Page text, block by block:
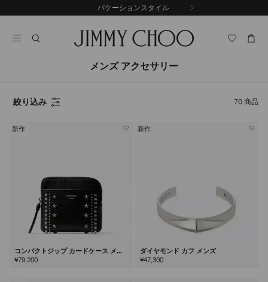
ン
ス
ラ
バケーションスタイル
メンズ アクセサリー
絞り込み 70商品
新作
コンパクトジップ カードケース メン
ズ
¥79,200
新作
ダイヤモンド カフ メンズ
¥47,300